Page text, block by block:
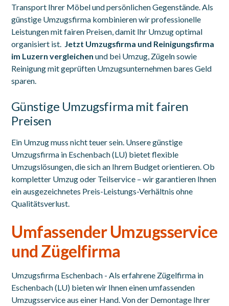
Transport Ihrer Möbel und persönlichen Gegenstände. Als
günstige Umzugsfirma kombinieren wir professionelle
Leistungen mit fairen Preisen, damit Ihr Umzug optimal
organisiert ist. Jetzt Umzugsfirma und Reinigungsfirma
im Luzern vergleichen und bei Umzug, Zügeln sowie
Reinigung mit geprüften Umzugsunternehmen bares Geld
sparen.
Günstige Umzugsfirma mit fairen
Preisen
Ein Umzug muss nicht teuer sein. Unsere günstige
Umzugsfirma in Eschenbach (LU) bietet flexible
Umzugslösungen, die sich an Ihrem Budget orientieren. Ob
kompletter Umzug oder Teilservice – wir garantieren Ihnen
ein ausgezeichnetes Preis-Leistungs-Verhältnis ohne
Qualitätsverlust.
Umfassender Umzugsservice
und Zügelfirma
Umzugsfirma Eschenbach - Als erfahrene Zügelfirma in
Eschenbach (LU) bieten wir Ihnen einen umfassenden
Umzugsserviceaus einer Hand. Von der Demontage Ihrer